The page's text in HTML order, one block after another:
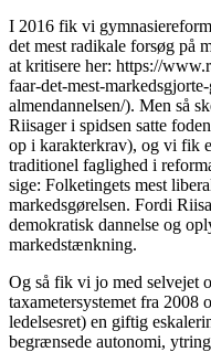
I 2016 fik vi
det mest radikale forsøg på
at kritisere her: https://
faar-det-mest-
almendannelsen/). Men så
Riisager i spidsen satte
op i karakterkrav), og vi fik
traditionel faglighed i
sige: Folketingets mest
markedsgørelsen. Fordi
demokratisk dannelse og
markedstænkning.
Og så fik vi jo med selvejet
taxametersystemet fra
ledelsesret) en giftig
begrænsede autonomi,